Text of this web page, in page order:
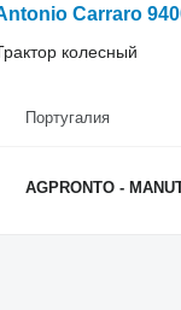
Carraro
колесный
Португалия
AGPRONTO -